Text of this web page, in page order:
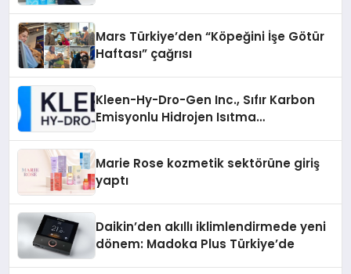
Mars Türkiye’den “Köpeğini İşe Götür
Haftası” çağrısı
Kleen-Hy-Dro-Gen Inc., Sıfır Karbon
Emisyonlu Hidrojen Isıtma
Marie Rose kozmetik sektörüne giriş
yaptı
Daikin’den akıllı iklimlendirmede yeni
dönem: Madoka Plus Türkiye’de